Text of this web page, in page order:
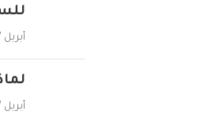
أبريل 27, 2022
أبريل 27, 2022